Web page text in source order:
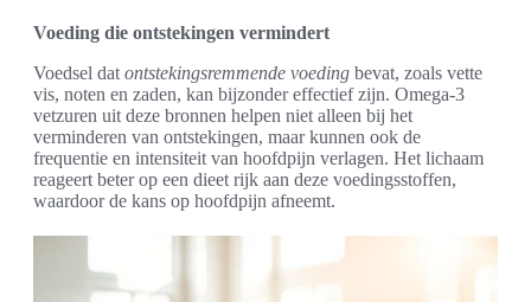
Voeding die ontstekingen vermindert
Voedsel dat ontstekingsremmende voeding bevat, zoals vette
vis, noten en zaden, kan bijzonder effectief zijn. Omega-3
vetzuren uit deze bronnen helpen niet alleen bij het
verminderen van ontstekingen, maar kunnen ook de
frequentie en intensiteit van hoofdpijn verlagen. Het lichaam
reageert beter op een dieet rijk aan deze voedingsstoffen,
waardoor de kans op hoofdpijn afneemt.